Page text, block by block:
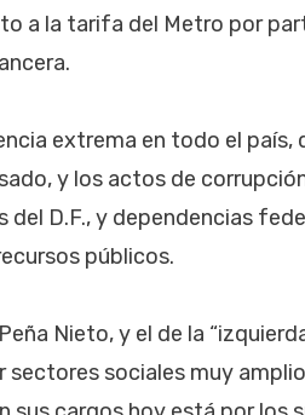
a la tarifa del Metro por
extrema en todo el país,
y los actos de
D.F., y dependencias
públicos.
Nieto, y el de la
sociales muy